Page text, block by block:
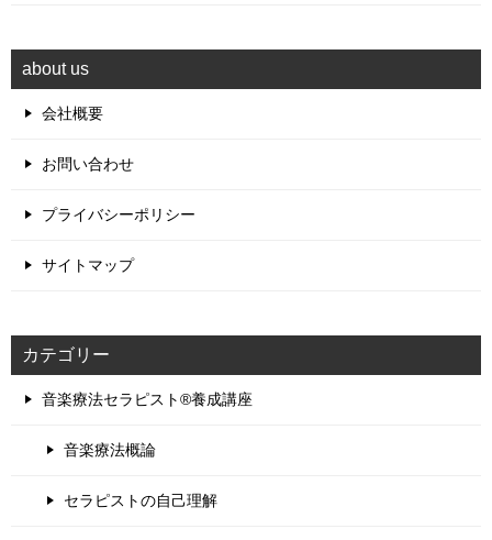
about us
会社概要
お問い合わせ
プライバシーポリシー
サイトマップ
カテゴリー
音楽療法セラピスト®養成講座
音楽療法概論
セラピストの自己理解